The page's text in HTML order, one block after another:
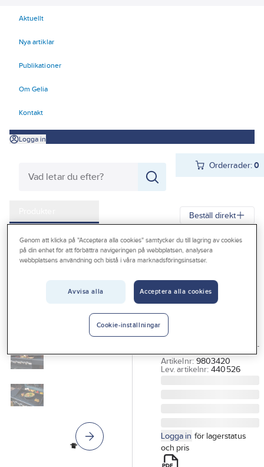
Aktuellt
Nya artiklar
Publikationer
Om Gelia
Kontakt
Logga in
Orderrader:0
Outlet
Vanliga frågor
Beställ direkt
Gelia Produkter Trädgård & Fritid Utomhusmatlagning
Gasol
SUNWIND
Gasolgrill Disa
GASOLGRILL DISA 4+1
BRÄNNARE OBS! EXKL.
GASOLREGULATORSET
Artikelnr: 9803420
Lev. artikelnr: 440526
Logga in för lagerstatus
och pris
Genom att klicka på "Acceptera alla cookies" samtycker du till lagring av cookies
på din enhet för att förbättra navigeringen på webbplatsen, analysera
webbplatsens användning och bistå i våra marknadsföringsinsatser.
Avvisa alla Acceptera alla cookies
Cookie-inställningar